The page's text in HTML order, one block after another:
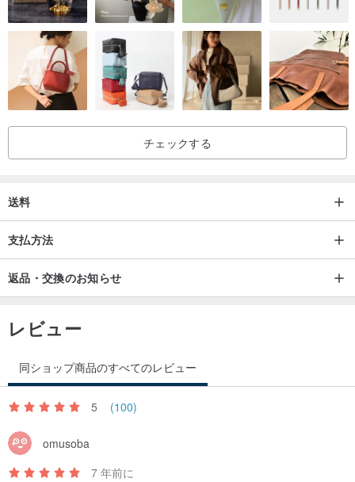
チェックする
送料
支払方法
返品・交換のお知らせ
レビュー
同ショップ商品のすべてのレビュー
5 (100)
omusoba
7 年前に